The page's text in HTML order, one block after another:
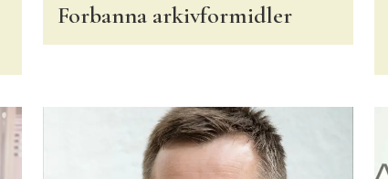
Forbanna arkivformidler